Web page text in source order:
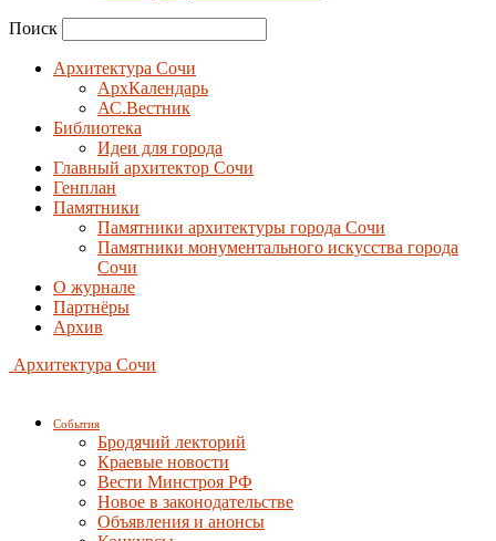
Поиск
Архитектура Сочи
АрхКалендарь
АС.Вестник
Библиотека
Идеи для города
Главный архитектор Сочи
Генплан
Памятники
Памятники архитектуры города Сочи
Памятники монументального искусства города
Сочи
О журнале
Партнёры
Архив
Архитектура Сочи
События
Бродячий лекторий
Краевые новости
Вести Минстроя РФ
Новое в законодательстве
Объявления и анонсы